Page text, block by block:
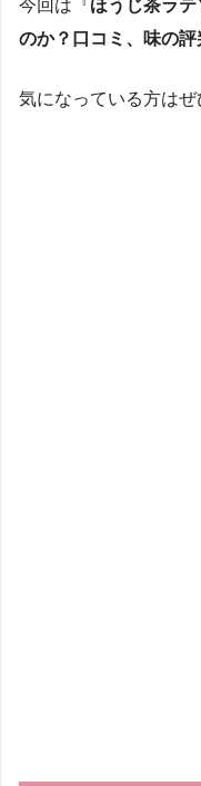
今回は『 ほうじ茶ラテ
のか？口コミ、味の評
気になっている方は